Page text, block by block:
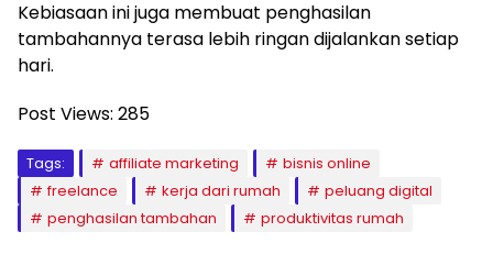
Kebiasaan ini juga membuat penghasilan
tambahannya terasa lebih ringan dijalankan setiap
hari.
Post Views: 285
Tags: affiliate marketing
bisnis online
freelance
kerja dari rumah
peluang digital
penghasilan tambahan
produktivitas rumah